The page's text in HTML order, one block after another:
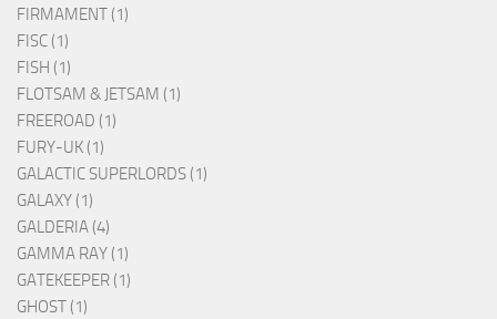
FIRMAMENT (1)
FISC (1)
FISH (1)
FLOTSAM & JETSAM (1)
FREEROAD (1)
FURY-UK (1)
GALACTIC SUPERLORDS (1)
GALAXY (1)
GALDERIA (4)
GAMMA RAY (1)
GATEKEEPER (1)
GHOST (1)